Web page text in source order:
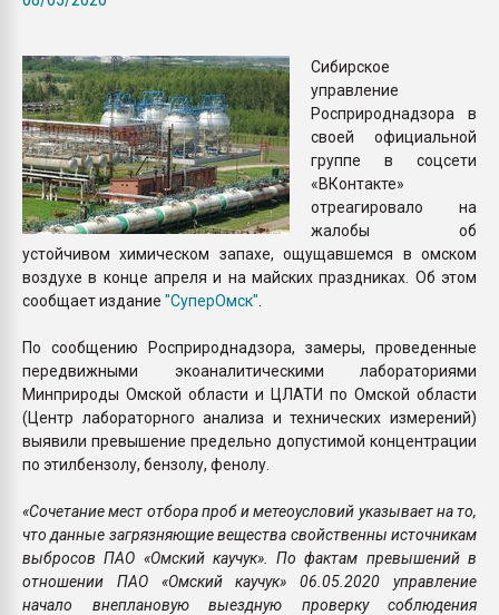
ПЕРЕЙТИ НА
Сибирское
управление
Росприроднадзора в
своей официальной
группе в соцсети
«ВКонтакте»
отреагировало на
жалобы об
устойчивом химическом запахе, ощущавшемся в омском
воздухе в конце апреля и на майских праздниках. Об этом
сообщает издание "СуперОмск"
По сообщению Росприроднадзора, замеры, проведенные
передвижными экоаналитическими лабораториями
Минприроды Омской области и ЦЛАТИ по Омской области
(Центр лабораторного анализа и технических измерений)
выявили превышение предельно допустимой концентрации
по этилбензолу, бензолу, фенолу.
«Сочетание мест отбора проб и метеоусловий указывает на то,
что данные загрязняющие вещества свойственны источникам
выбросов ПАО «Омский каучук». По фактам превышений в
отношении ПАО «Омский каучук» 06.05.2020 управление
начало внеплановую выездную проверку соблюдения